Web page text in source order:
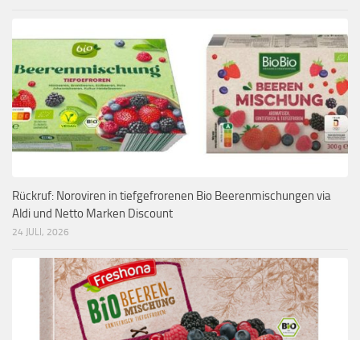
Rückruf: Noroviren in tiefgefrorenen Bio Beerenmischungen via
Aldi und Netto Marken Discount
24 JULI, 2026